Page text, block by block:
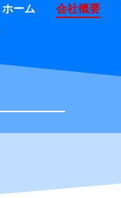
ホーム 会社概要